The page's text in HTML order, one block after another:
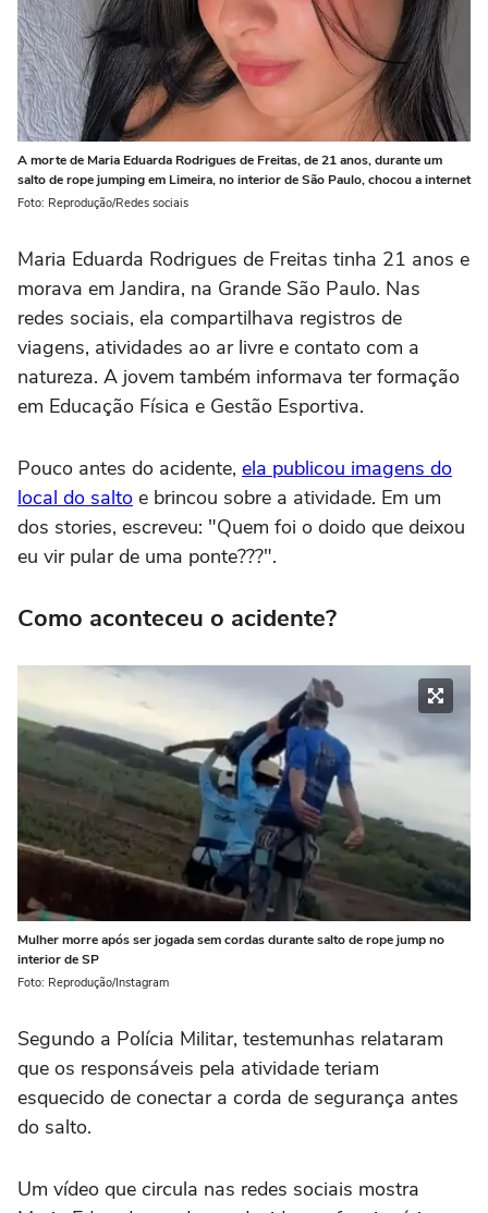
A morte de Maria Eduarda Rodrigues de Freitas, de 21 anos, durante um
salto de rope jumping em Limeira, no interior de São Paulo, chocou a internet
Foto: Reprodução/Redes sociais
Maria Eduarda Rodrigues de Freitas tinha 21 anos e
morava em Jandira, na Grande São Paulo. Nas
redes sociais, ela compartilhava registros de
viagens, atividades ao ar livre e contato com a
natureza. A jovem também informava ter formação
em Educação Física e Gestão Esportiva.
Pouco antes do acidente, ela publicou imagens do
local do salto e brincou sobre a atividade. Em um
dos stories, escreveu: "Quem foi o doido que deixou
eu vir pular de uma ponte???".
Como aconteceu o acidente?
Mulher morre após ser jogada sem cordas durante salto de rope jump no
interior de SP
Foto: Reprodução/Instagram
Segundo a Polícia Militar, testemunhas relataram
que os responsáveis pela atividade teriam
esquecido de conectar a corda de segurança antes
do salto.
Um vídeo que circula nas redes sociais mostra